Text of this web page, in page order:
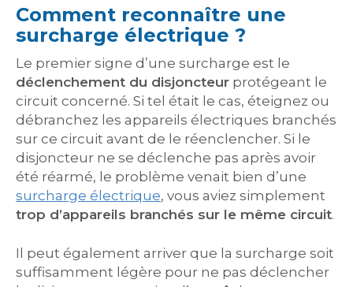
Comment reconnaître une
surcharge électrique ?
Le premier signe d’une surcharge est le
déclenchement du disjoncteur protégeant le
circuit concerné. Si tel était le cas, éteignez ou
débranchez les appareils électriques branchés
sur ce circuit avant de le réenclencher. Si le
disjoncteur ne se déclenche pas après avoir
été réarmé, le problème venait bien d’une
surcharge électrique, vous aviez simplement
trop d’appareils branchés sur le même circuit.
Il peut également arriver que la surcharge soit
suffisamment légère pour ne pas déclencher